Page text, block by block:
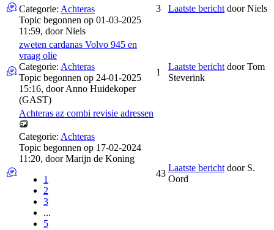
Categorie: Achteras
Topic begonnen op 01-03-2025
11:59, doorNiels
3 Laatste bericht doorNiels
zweten cardanas Volvo 945 en
vraag olie
Categorie: Achteras
Topic begonnen op 24-01-2025
15:16, doorAnno Huidekoper
(GAST)
1
Laatste bericht doorTom
Steverink
Achteras az combi revisie adressen
Categorie: Achteras
Topic begonnen op 17-02-2024
11:20, doorMarijn de Koning
1
2
3
...
5
43
Laatste bericht door S.
Oord